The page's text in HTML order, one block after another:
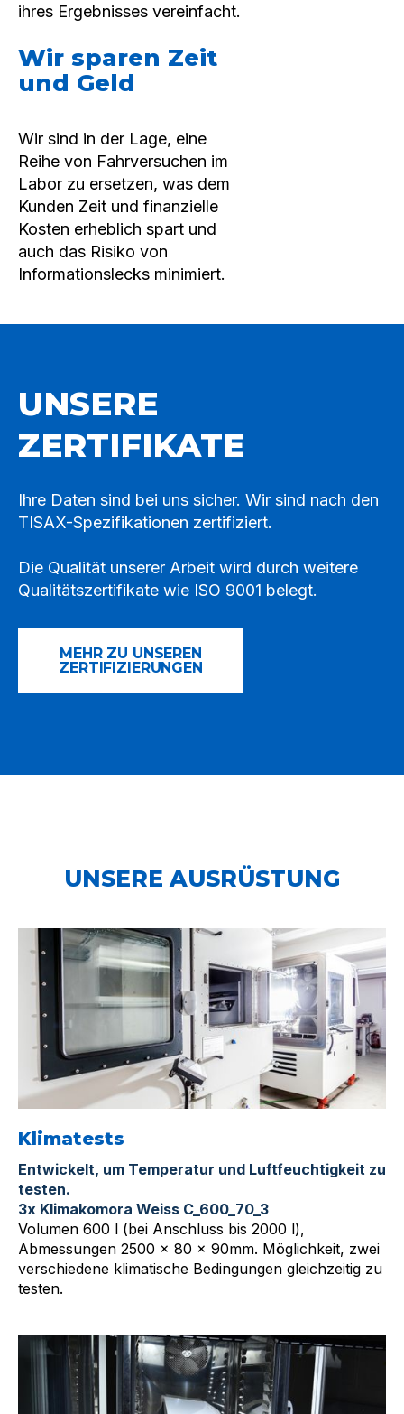
ihres Ergebnisses vereinfacht.
Wir sparen Zeit
und Geld
Wir sind in der Lage, eine
Reihe von Fahrversuchen im
Labor zu ersetzen, was dem
Kunden Zeit und finanzielle
Kosten erheblich spart und
auch das Risiko von
Informationslecks minimiert.
UNSERE
ZERTIFIKATE
Ihre Daten sind bei uns sicher. Wir sind nach den
TISAX-Spezifikationen zertifiziert.
Die Qualität unserer Arbeit wird durch weitere
Qualitätszertifikate wie ISO 9001 belegt.
MEHR ZU UNSEREN
ZERTIFIZIERUNGEN
UNSERE AUSRÜSTUNG
Klimatests
Entwickelt, um Temperatur und Luftfeuchtigkeit zu
testen.
3x Klimakomora Weiss C_600_70_3
Volumen 600 l (bei Anschluss bis 2000 l),
Abmessungen 2500 x 80 x 90mm. Möglichkeit, zwei
verschiedene klimatische Bedingungen gleichzeitig zu
testen.